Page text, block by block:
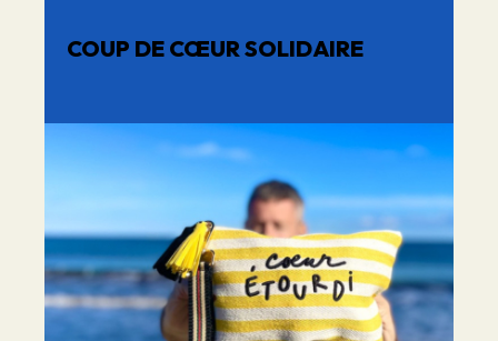
COUP DE CŒUR SOLIDAIRE